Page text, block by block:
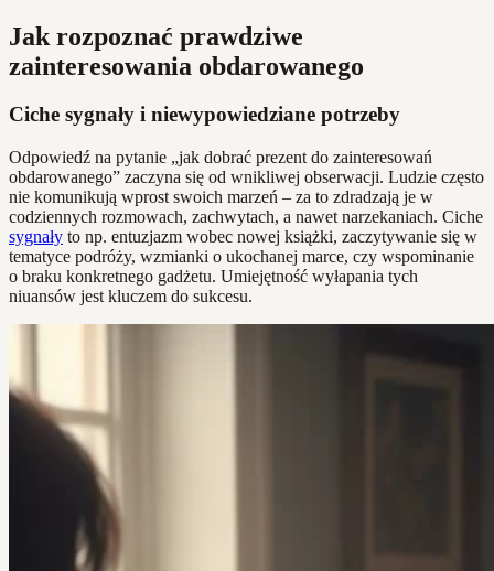
Jak rozpoznać prawdziwe
zainteresowania obdarowanego
Ciche sygnały i niewypowiedziane potrzeby
Odpowiedź na pytanie „jak dobrać prezent do zainteresowań
obdarowanego” zaczyna się od wnikliwej obserwacji. Ludzie często
nie komunikują wprost swoich marzeń – za to zdradzają je w
codziennych rozmowach, zachwytach, a nawet narzekaniach. Ciche
sygnały to np. entuzjazm wobec nowej książki, zaczytywanie się w
tematyce podróży, wzmianki o ukochanej marce, czy wspominanie
o braku konkretnego gadżetu. Umiejętność wyłapania tych
niuansów jest kluczem do sukcesu.